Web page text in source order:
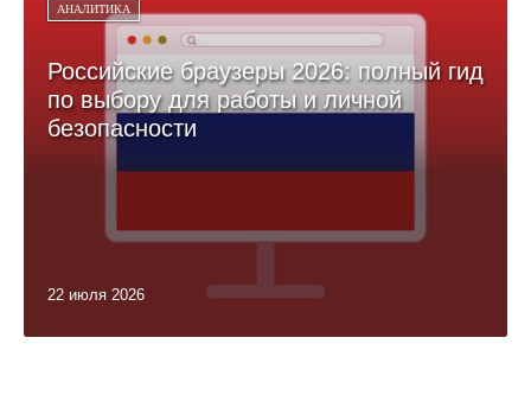
АНАЛИТИКА
Российские браузеры 2026: полный гид
по выбору для работы и личной
безопасности
22 июля 2026